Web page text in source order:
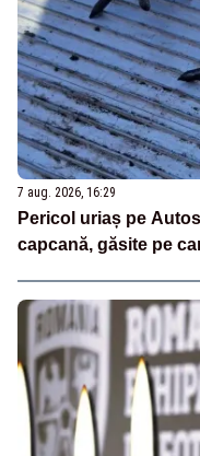
7 aug. 2026, 16:29
Pericol uriaș pe
capcană, găsite pe